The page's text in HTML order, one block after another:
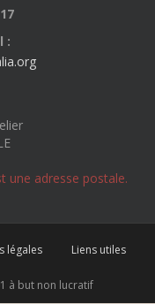
:
une adresse postale.
légales Liens utiles
à but non lucratif